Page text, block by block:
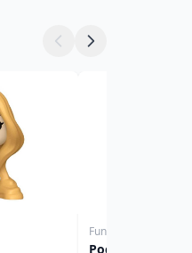
Funko POP!
Pocket Pop